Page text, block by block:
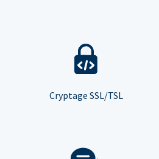
Cryptage SSL/TSL